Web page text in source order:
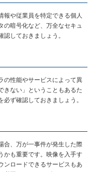
報や従業員を特定できる個人
の暗号化など、万全なセキュ
しておきましょう。
の性能やサービスによって異
きない」ということもあるた
ず確認しておきましょう。
合、万が一事件が発生した際
かも重要です。映像を入手す
ンロードできるサービスもあ